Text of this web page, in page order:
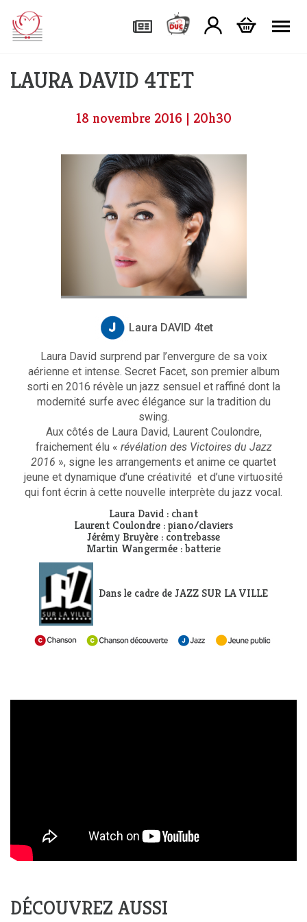
LAURA DAVID 4TET
18 novembre 2016 | 20h30
Laura DAVID 4tet
Laura David surprend par l’envergure de sa voix
aérienne et intense. Secret Facet, son premier album
sorti en 2016 révèle un jazz sensuel et raffiné dont la
modernité surfe avec élégance sur la tradition du
swing.
Aux côtés de Laura David, Laurent Coulondre,
fraichement élu « révélation des Victoires du Jazz
2016 », signe les arrangements et anime ce quartet
jeune et dynamique d’une créativité et d’une virtuosité
qui font écrin à cette nouvelle interprète du jazz vocal.
Laura David : chant
Laurent Coulondre : piano/claviers
Jérémy Bruyère : contrebasse
Martin Wangermée : batterie
Dans le cadre de JAZZ SUR LA VILLE
DÉCOUVREZ AUSSI